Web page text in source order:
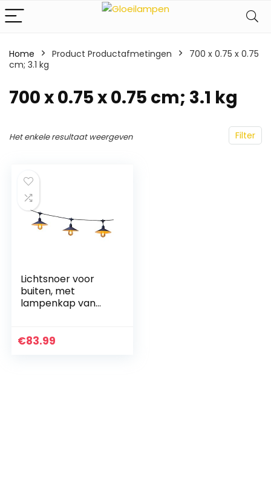
Home Product Productafmetingen
‎700 x 0.75 x 0.75
cm; 3.1 kg
‎700 x 0.75 x 0.75 cm; 3.1 kg
Filter
Het enkele resultaat weergeven
Lichtsnoer voor
buiten, met
lampenkap van
LED, warmwit,
€83.99